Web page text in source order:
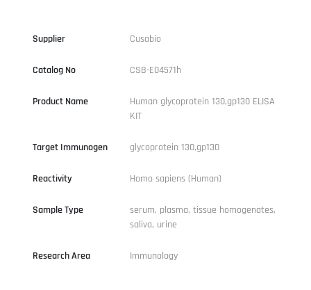
Supplier Cusabio
Catalog No CSB-E04571h
Product Name
Human glycoprotein 130,gp130 ELISA
KIT
Target Immunogen glycoprotein 130,gp130
Reactivity Homo sapiens (Human)
Sample Type
serum, plasma, tissue homogenates,
saliva, urine
Research Area Immunology